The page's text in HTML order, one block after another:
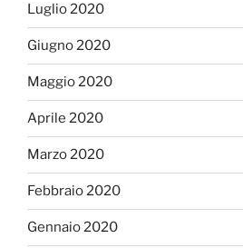
Luglio 2020
Giugno 2020
Maggio 2020
Aprile 2020
Marzo 2020
Febbraio 2020
Gennaio 2020